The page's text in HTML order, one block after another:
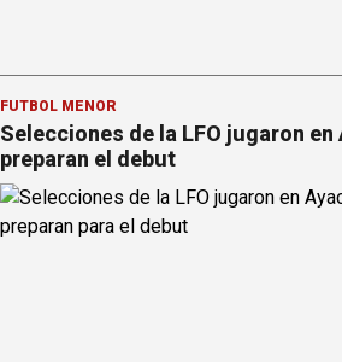
FÚTBOL MENOR
Selecciones de la LFO jugaron en
preparan el debut